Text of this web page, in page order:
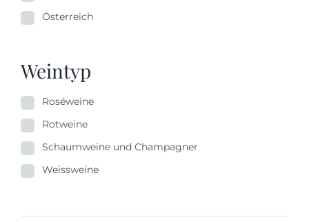
Österreich
Weintyp
Roséweine
Rotweine
Schaumweine und Champagner
Weissweine